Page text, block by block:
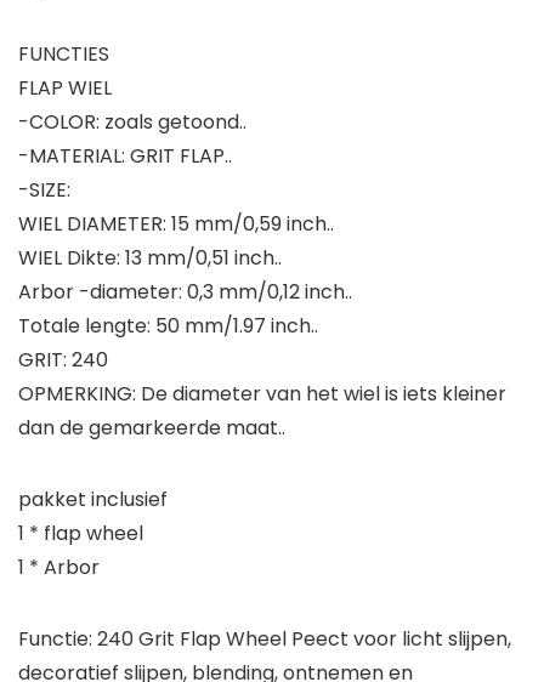
FUNCTIES
FLAP WIEL
-COLOR: zoals getoond..
-MATERIAL: GRIT FLAP..
-SIZE:
WIEL DIAMETER: 15 mm/0,59 inch..
WIEL Dikte: 13 mm/0,51 inch..
Arbor -diameter: 0,3 mm/0,12 inch..
Totale lengte: 50 mm/1.97 inch..
GRIT: 240
OPMERKING: De diameter van het wiel is iets kleiner
dan de gemarkeerde maat..
pakket inclusief
1 * flap wheel
1 * Arbor
Functie: 240 Grit Flap Wheel Peect voor licht slijpen,
decoratief slijpen, blending, ontnemen en